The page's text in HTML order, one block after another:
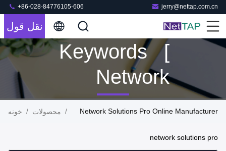
jerry@nettap.com.cn
+86-028-84776105-606
نقل قول
Keywords [
Network
Solutions
خونه / محصولات / Network Solutions Pro Online Manufacturer
network solutions pro